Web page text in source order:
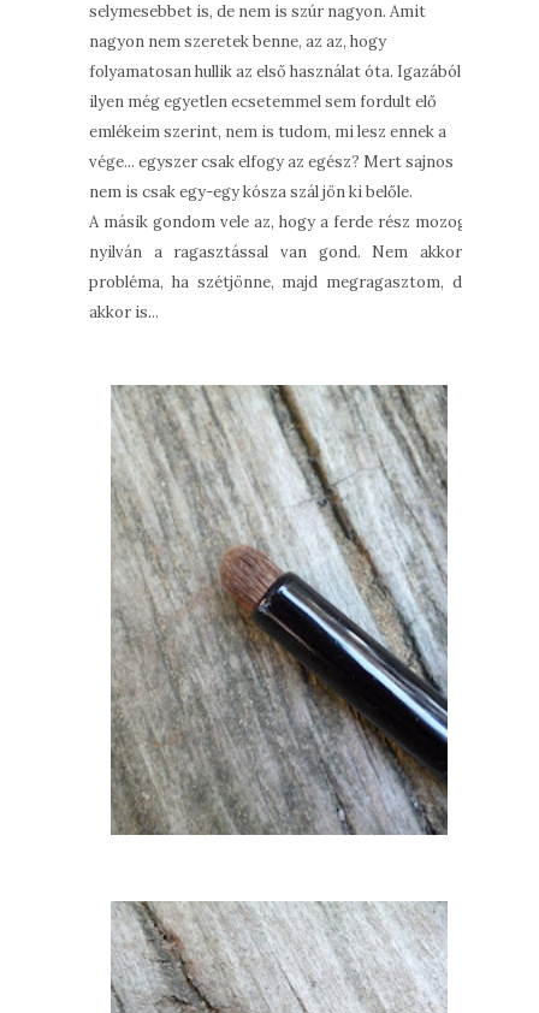
selymesebbet is, de nem is szúr nagyon. Amit
nagyon nem szeretek benne, az az, hogy
folyamatosan hullik az első használat óta. Igazából
ilyen még egyetlen ecsetemmel sem fordult elő
emlékeim szerint, nem is tudom, mi lesz ennek a
vége... egyszer csak elfogy az egész? Mert sajnos
nem is csak egy-egy kósza szál jön ki belőle.
A másik gondom vele az, hogy a ferde rész mozog,
nyilván a ragasztással van gond. Nem akkora
probléma, ha szétjönne, majd megragasztom, de
akkor is...